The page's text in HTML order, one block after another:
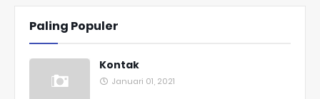
Paling Populer
Kontak
Januari 01, 2021